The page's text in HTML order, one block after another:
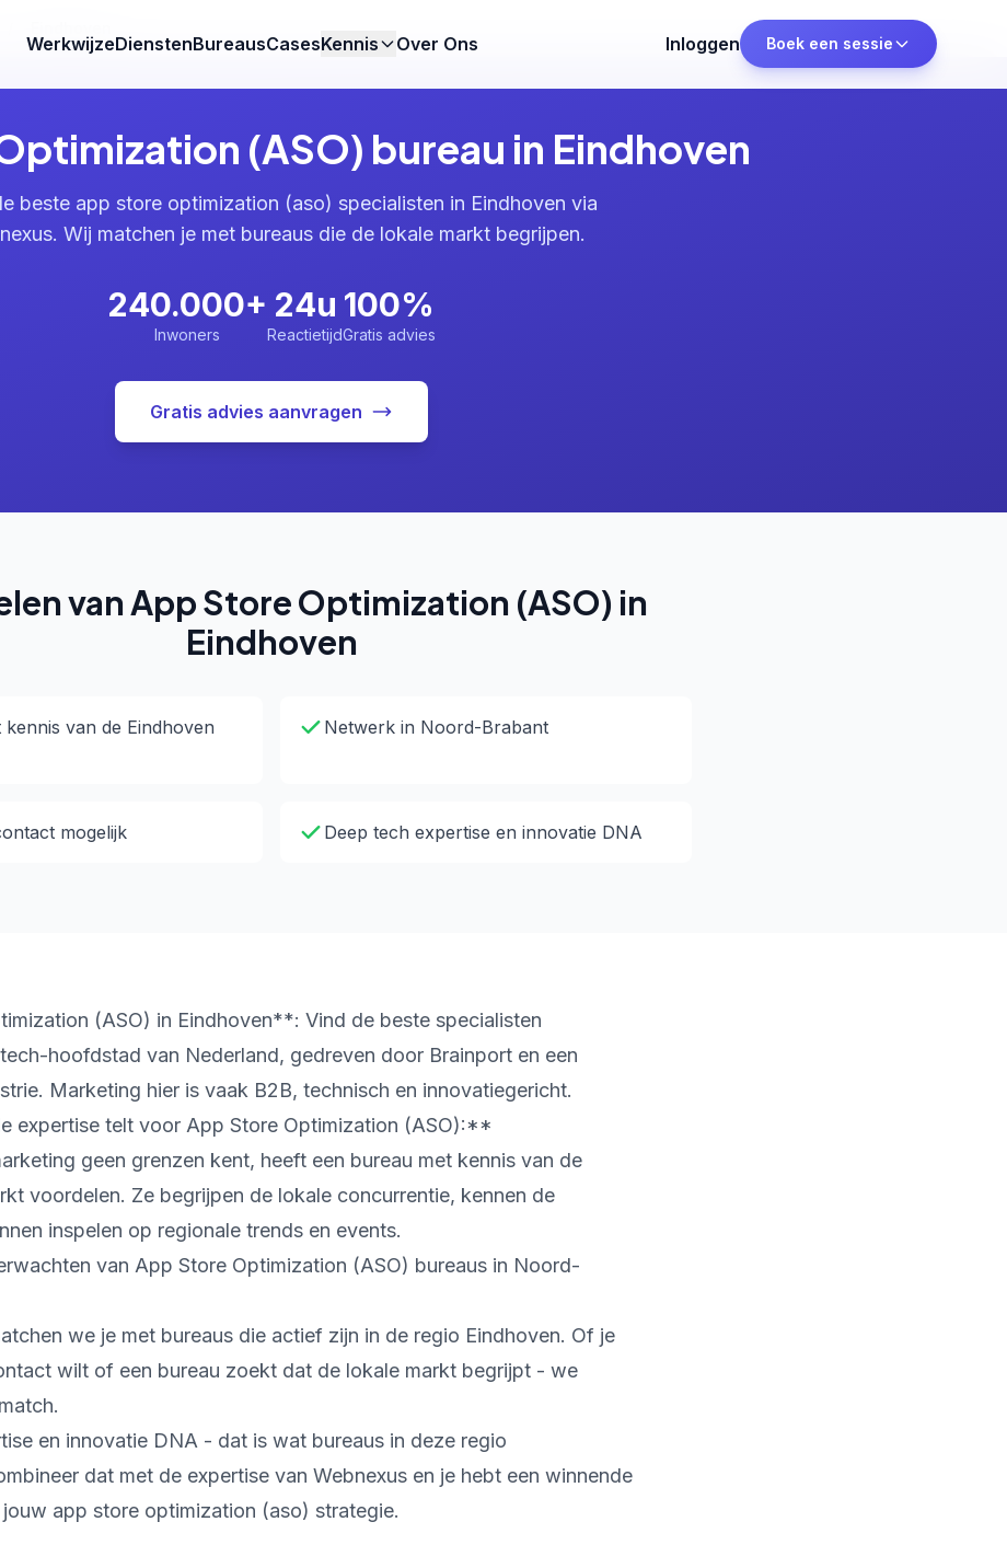
WerkwijzeDienstenBureausCasesKennis Over Ons Inloggen Boek een sessie
(ASO) bureau in Eindhoven
beste app store optimization (aso) specialisten in Eindhoven via
Wij matchen je met bureaus die de lokale markt begrijpen.
240.000+
Inwoners
24u
Reactietijd
100%
Gratis advies
Gratis advies aanvragen
van App Store Optimization (ASO) in
Eindhoven
kennis van de Eindhoven
Netwerk in Noord-Brabant
mogelijk Deep tech expertise en innovatie DNA
(ASO) in Eindhoven**: Vind de beste specialisten
hoofdstad van Nederland, gedreven door Brainport en een
Marketing hier is vaak B2B, technisch en innovatiegericht.
expertise telt voor App Store Optimization (ASO):**
geen grenzen kent, heeft een bureau met kennis van de
voordelen. Ze begrijpen de lokale concurrentie, kennen de
inspelen op regionale trends en events.
van App Store Optimization (ASO) bureaus in Noord-
we je met bureaus die actief zijn in de regio Eindhoven. Of je
wilt of een bureau zoekt dat de lokale markt begrijpt - we
en innovatie DNA - dat is wat bureaus in deze regio
dat met de expertise van Webnexus en je hebt een winnende
app store optimization (aso) strategie.